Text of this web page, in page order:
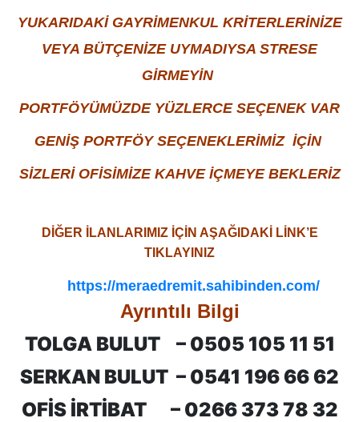
YUKARIDAKİ GAYRİMENKUL KRİTERLERİNİZE
VEYA BÜTÇENİZE UYMADIYSA STRESE
GİRMEYİN
PORTFÖYÜMÜZDE YÜZLERCE SEÇENEK VAR
GENİŞ PORTFÖY SEÇENEKLERİMİZ İÇİN
SİZLERİ OFİSİMİZE KAHVE İÇMEYE BEKLERİZ
DİĞER İLANLARIMIZ İÇİN AŞAĞIDAKİ LİNK’E
TIKLAYINIZ
https://meraedremit.sahibinden.com/
Ayrıntılı Bilgi
TOLGA BULUT – 0505 105 11 51
SERKAN BULUT – 0541 196 66 62
OFİS İRTİBAT – 0266 373 78 32